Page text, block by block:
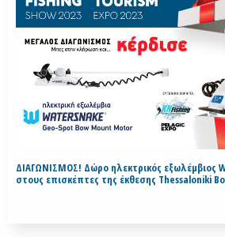
ΔΙΑΓΩΝΙΣΜΟΣ! Δώρο ηλεκτρικός εξωλέμβιος
στους επισκέπτες της έκθεσης Thessaloniki